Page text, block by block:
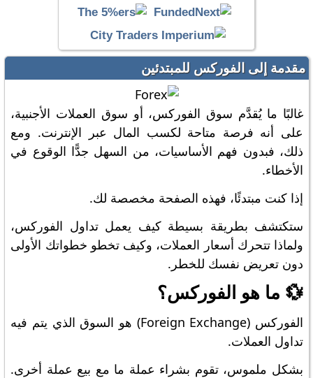
مقدمة إلى الفوركس للمبتدئين
غالبًا ما يُقدَّم سوق الفوركس، أو سوق العملات الأجنبية،
على أنه فرصة متاحة لكسب المال عبر الإنترنت. ومع
ذلك، فبدون فهم الأساسيات، من السهل جدًّا الوقوع في
الأخطاء.
إذا كنت مبتدئًا، فهذه الصفحة مخصصة لك.
ستكتشف بطريقة بسيطة كيف يعمل تداول الفوركس،
ولماذا تتحرك أسعار العملات، وكيف تخطو خطواتك الأولى
دون تعريض نفسك للخطر.
💱 ما هو الفوركس؟
الفوركس (Foreign Exchange) هو السوق الذي يتم فيه
تداول العملات.
بشكل ملموس، تقوم بشراء عملة ما مع بيع عملة أخرى.